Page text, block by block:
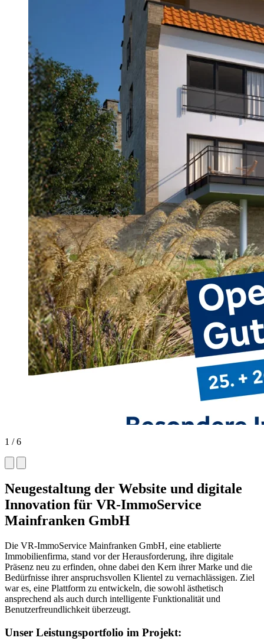
1 / 6
Neugestaltung der Website und digitale
Innovation für VR-ImmoService
Mainfranken GmbH
Die VR-ImmoService Mainfranken GmbH, eine etablierte
Immobilienfirma, stand vor der Herausforderung, ihre digitale
Präsenz neu zu erfinden, ohne dabei den Kern ihrer Marke und die
Bedürfnisse ihrer anspruchsvollen Klientel zu vernachlässigen. Ziel
war es, eine Plattform zu entwickeln, die sowohl ästhetisch
ansprechend als auch durch intelligente Funktionalität und
Benutzerfreundlichkeit überzeugt.
Unser Leistungsportfolio im Projekt: